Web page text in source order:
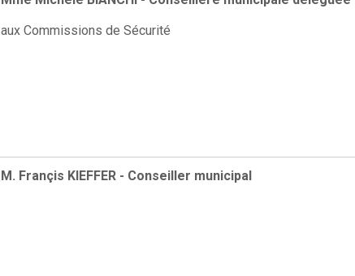
aux Commissions de Sécurité
M. Françis KIEFFER - Conseiller municipal